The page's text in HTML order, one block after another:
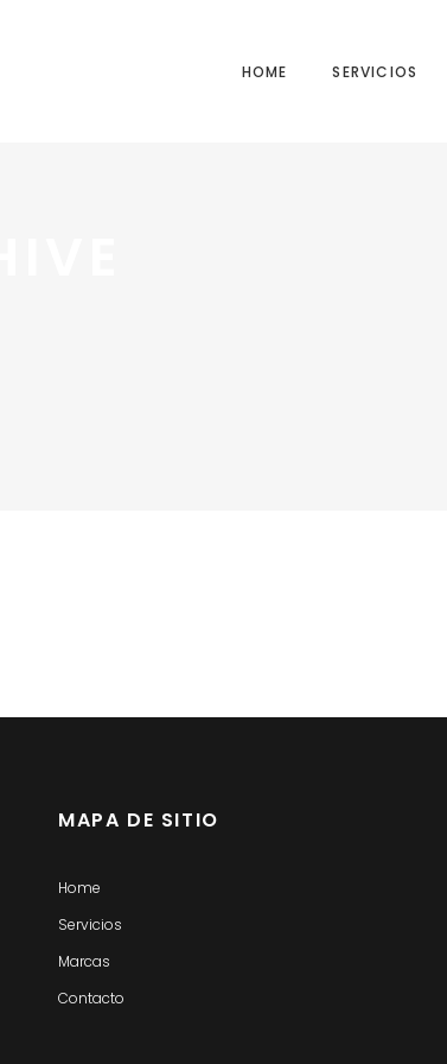
HOME SERVICIOS
MAPA DE SITIO
Home
Servicios
Marcas
Contacto